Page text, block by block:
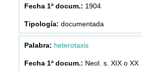
1904
documentada
heterotaxis
Neol. s. XIX o XX